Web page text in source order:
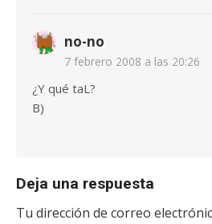
no-no
7 febrero 2008 a las 20:26
¿Y qué taL?
B)
Deja una respuesta
Tu dirección de correo